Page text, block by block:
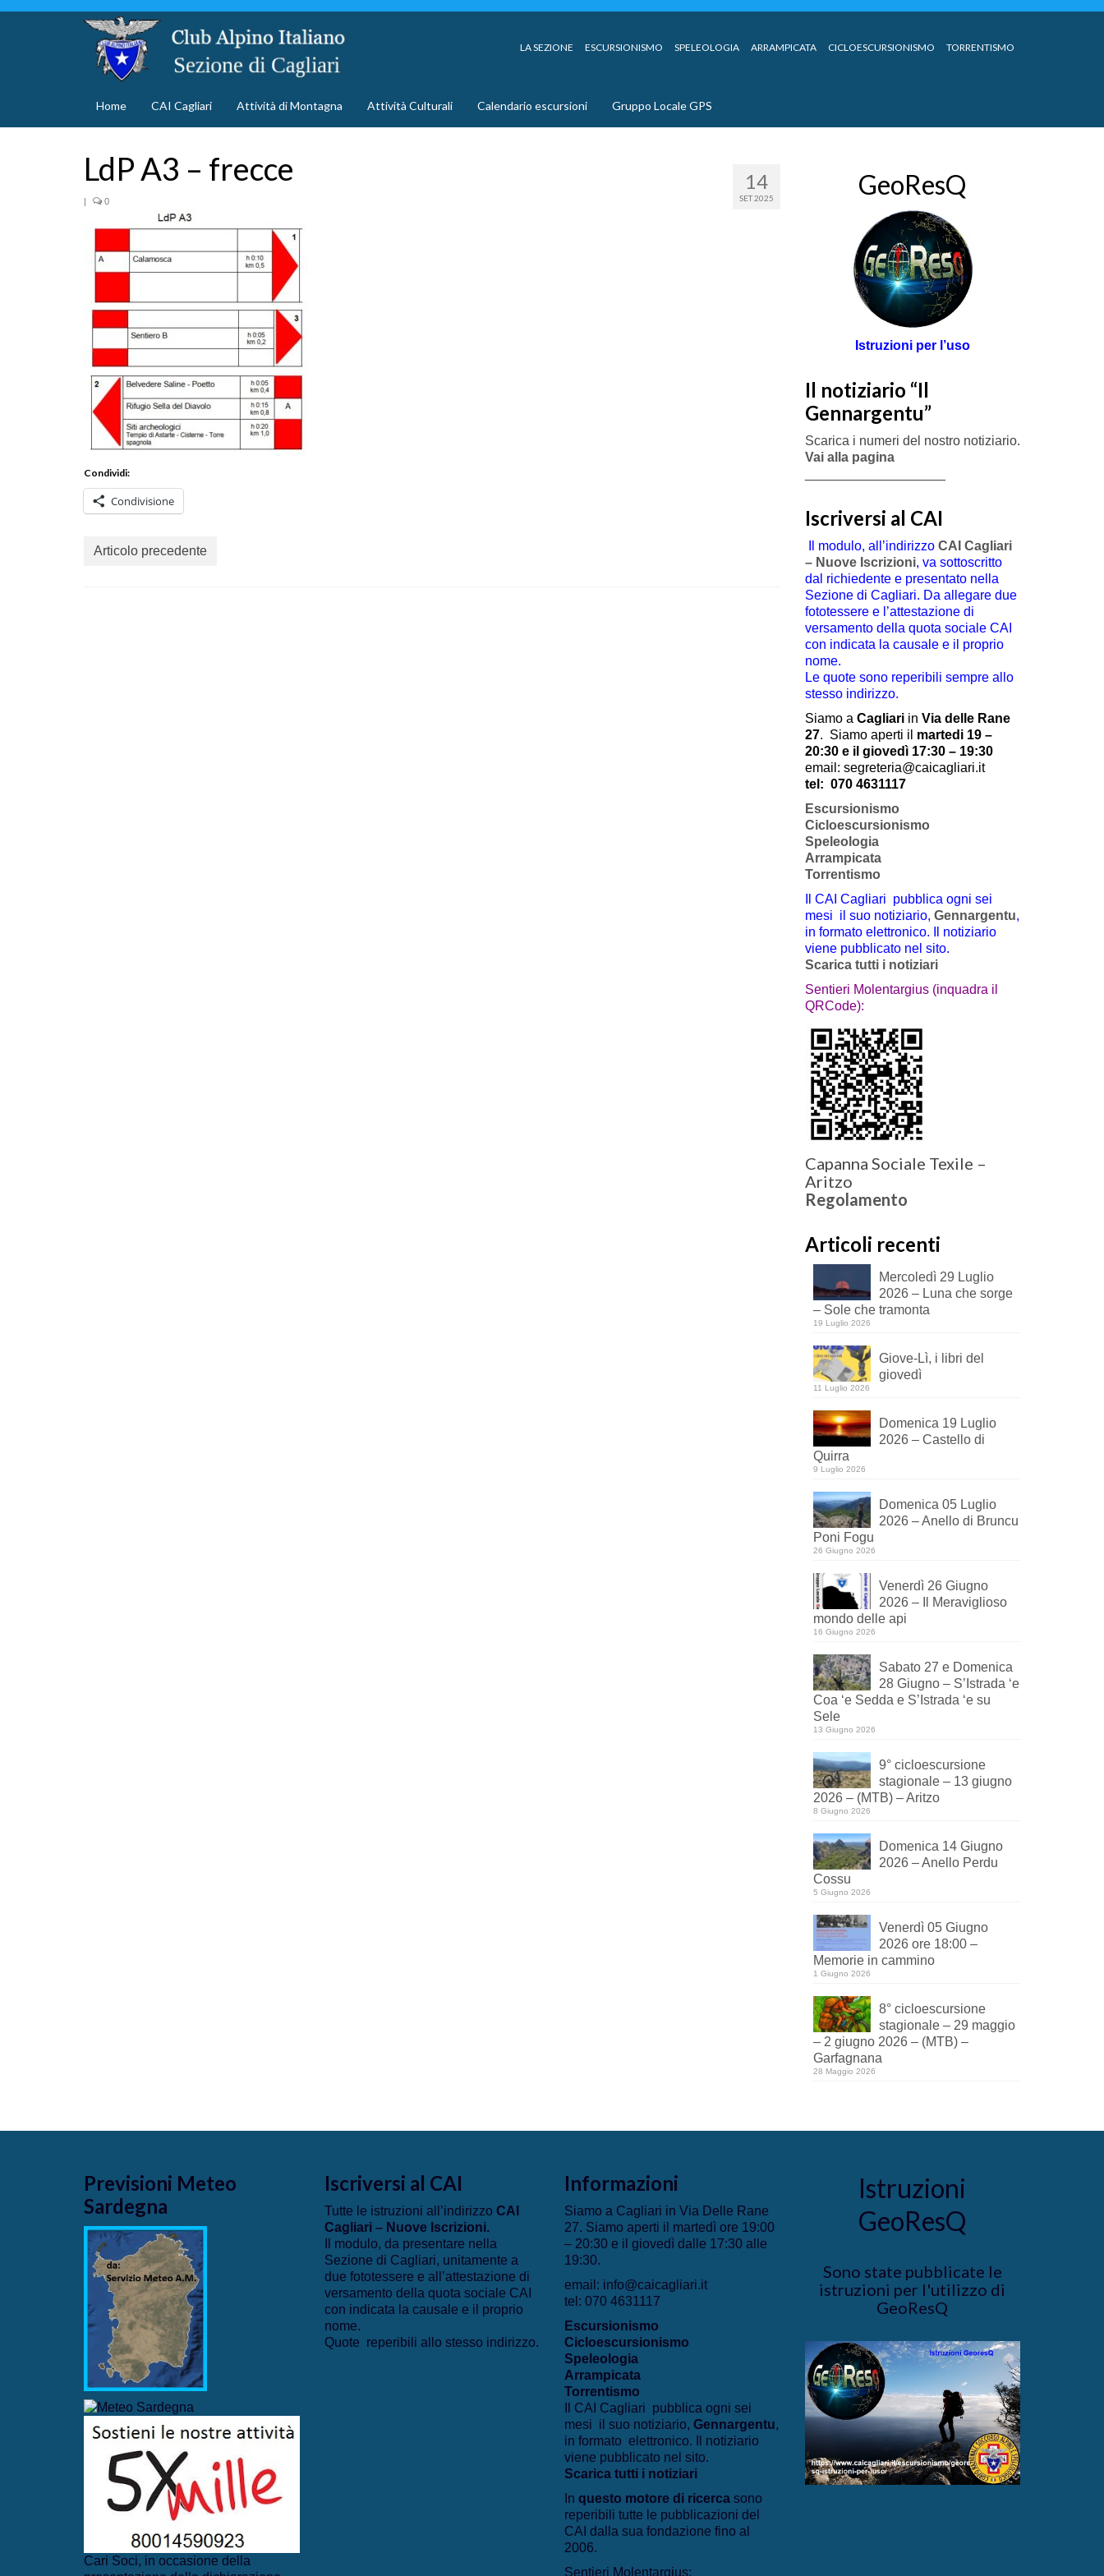
LA SEZIONE ESCURSIONISMO SPELEOLOGIA ARRAMPICATA CICLOESCURSIONISMO TORRENTISMO
Home CAI Cagliari Attività di Montagna Attività Culturali Calendario escursioni Gruppo Locale GPS
14
SET 2025
LdP A3 – frecce
| 0
Condividi:
Condivisione
Articolo precedente
GeoResQ
Istruzioni per l’uso
Il notiziario “Il
Gennargentu”
Scarica i numeri del nostro notiziario.
Vai alla pagina
Iscriversi al CAI
Il modulo, all’indirizzo CAI Cagliari
– Nuove Iscrizioni, va sottoscritto
dal richiedente e presentato nella
Sezione di Cagliari. Da allegare due
fototessere e l’attestazione di
versamento della quota sociale CAI
con indicata la causale e il proprio
nome.
Le quote sono reperibili sempre allo
stesso indirizzo.
Siamo a Cagliariin Via delle Rane
27. Siamo aperti il martedi 19 –
20:30 e il giovedì 17:30 – 19:30
email: segreteria@caicagliari.it
tel: 070 4631117
Escursionismo
Cicloescursionismo
Speleologia
Arrampicata
Torrentismo
Il CAI Cagliari pubblica ogni sei
mesi il suo notiziario, Gennargentu,
in formato elettronico. Il notiziario
viene pubblicato nel sito.
Scarica tutti i notiziari
Sentieri Molentargius (inquadra il
QRCode):
Capanna Sociale Texile –
Aritzo
Regolamento
Articoli recenti
Mercoledì 29 Luglio
2026 – Luna che sorge
– Sole che tramonta
19 Luglio 2026
Giove-Lì, i libri del
giovedì
11 Luglio 2026
Domenica 19 Luglio
2026 – Castello di
Quirra
9 Luglio 2026
Domenica 05 Luglio
2026 – Anello di Bruncu
Poni Fogu
26 Giugno 2026
Venerdì 26 Giugno
2026 – Il Meraviglioso
mondo delle api
16 Giugno 2026
Sabato 27 e Domenica
28 Giugno – S’Istrada ‘e
Coa ‘e Sedda e S’Istrada ‘e su
Sele
13 Giugno 2026
9° cicloescursione
stagionale – 13 giugno
2026 – (MTB) – Aritzo
8 Giugno 2026
Domenica 14 Giugno
2026 – Anello Perdu
Cossu
5 Giugno 2026
Venerdì 05 Giugno
2026 ore 18:00 –
Memorie in cammino
1 Giugno 2026
8° cicloescursione
stagionale – 29 maggio
– 2 giugno 2026 – (MTB) –
Garfagnana
28 Maggio 2026
Previsioni Meteo
Sardegna
Cari Soci, in occasione della
Iscriversi al CAI
Tutte le istruzioni all’indirizzo CAI
Cagliari – Nuove Iscrizioni.
Il modulo, da presentare nella
Sezione di Cagliari, unitamente a
due fototessere e all’attestazione di
versamento della quota sociale CAI
con indicata la causale e il proprio
nome.
Quote reperibili allo stesso indirizzo.
Informazioni
Siamo a Cagliari in Via Delle Rane
27. Siamo aperti il martedì ore 19:00
– 20:30 e il giovedì dalle 17:30 alle
19:30.
email: info@caicagliari.it
tel: 070 4631117
Escursionismo
Cicloescursionismo
Speleologia
Arrampicata
Torrentismo
Il CAI Cagliari pubblica ogni sei
mesi il suo notiziario, Gennargentu,
in formato elettronico. Il notiziario
viene pubblicato nel sito.
Scarica tutti i notiziari
In questo motore di ricerca sono
reperibili tutte le pubblicazioni del
CAI dalla sua fondazione fino al
2006.
Sentieri Molentargius:
Istruzioni
GeoResQ
Sono state pubblicate le
istruzioni per l'utilizzo di
GeoResQ